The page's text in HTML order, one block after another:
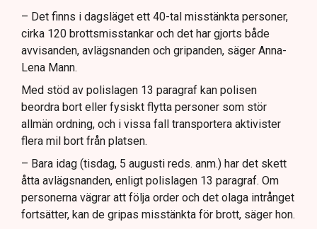
– Det finns i dagsläget ett 40-tal misstänkta personer,
cirka 120 brottsmisstankar och det har gjorts både
avvisanden, avlägsnanden och gripanden, säger Anna-
Lena Mann.
Med stöd av polislagen 13 paragraf kan polisen
beordra bort eller fysiskt flytta personer som stör
allmän ordning, och i vissa fall transportera aktivister
flera mil bort från platsen.
– Bara idag (tisdag, 5 augusti reds. anm.) har det skett
åtta avlägsnanden, enligt polislagen 13 paragraf. Om
personerna vägrar att följa order och det olaga intrånget
fortsätter, kan de gripas misstänkta för brott, säger hon.